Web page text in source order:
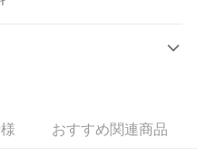
21行の銀行
おすすめ関連商品